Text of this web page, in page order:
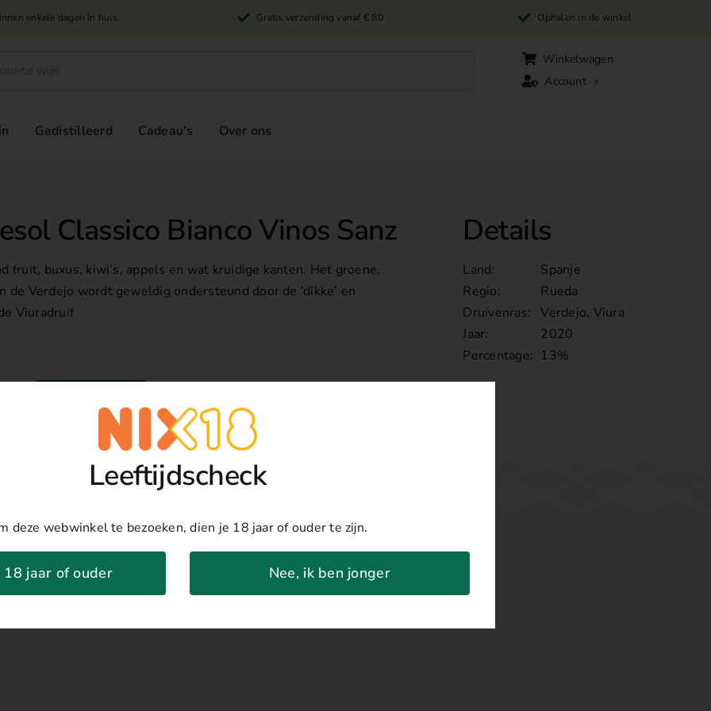
enkele dagen in huis Gratis verzending vanaf € 80 Ophalen in de winkel
Winkelwagen
Account
Gedistilleerd Cadeau’s Over ons
Classico Bianco Vinos Sanz
fruit, buxus, kiwi’s, appels en wat kruidige kanten. Het groene,
de Verdejo wordt geweldig ondersteund door de ‘dikke’ en
Viuradruif
Details
Land:
Spanje
Regio:
Rueda
Druivenras:
Verdejo, Viura
Jaar:
2020
Percentage: 13%
Informatie
Algemene voorwaarden
Leeftijdscheck
deze webwinkel te bezoeken, dien je 18 jaar of ouder te zijn.
18 jaar of ouder Nee, ik ben jonger